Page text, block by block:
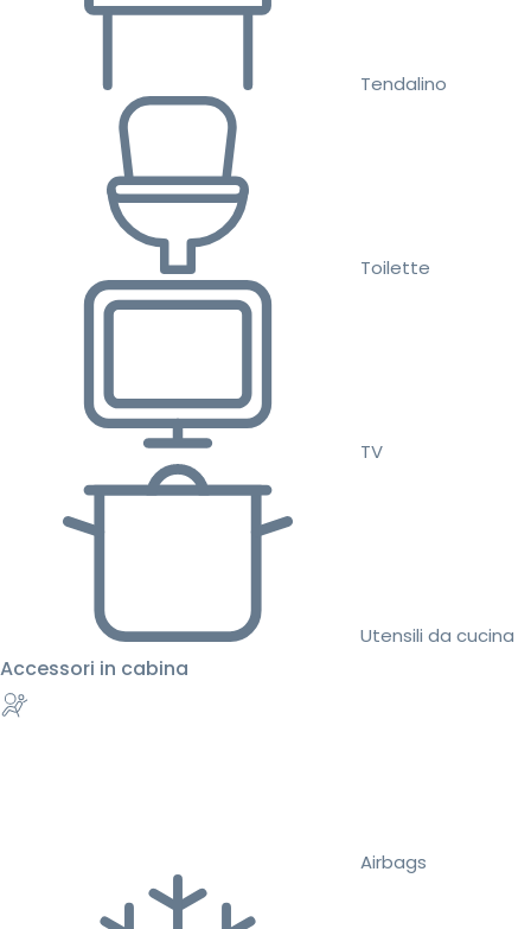
Tendalino
Toilette
TV
Utensili da cucina
Accessori in cabina
Airbags